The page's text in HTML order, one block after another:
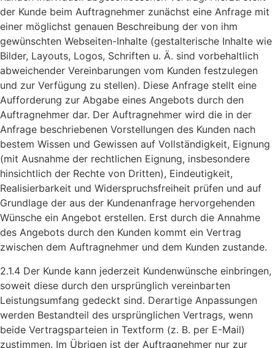
der Kunde beim Auftragnehmer zunächst eine Anfrage mit
einer möglichst genauen Beschreibung der von ihm
gewünschten Webseiten-Inhalte (gestalterische Inhalte wie
Bilder, Layouts, Logos, Schriften u. Ä. sind vorbehaltlich
abweichender Vereinbarungen vom Kunden festzulegen
und zur Verfügung zu stellen). Diese Anfrage stellt eine
Aufforderung zur Abgabe eines Angebots durch den
Auftragnehmer dar. Der Auftragnehmer wird die in der
Anfrage beschriebenen Vorstellungen des Kunden nach
bestem Wissen und Gewissen auf Vollständigkeit, Eignung
(mit Ausnahme der rechtlichen Eignung, insbesondere
hinsichtlich der Rechte von Dritten), Eindeutigkeit,
Realisierbarkeit und Widerspruchsfreiheit prüfen und auf
Grundlage der aus der Kundenanfrage hervorgehenden
Wünsche ein Angebot erstellen. Erst durch die Annahme
des Angebots durch den Kunden kommt ein Vertrag
zwischen dem Auftragnehmer und dem Kunden zustande.
2.1.4 Der Kunde kann jederzeit Kundenwünsche einbringen,
soweit diese durch den ursprünglich vereinbarten
Leistungsumfang gedeckt sind. Derartige Anpassungen
werden Bestandteil des ursprünglichen Vertrags, wenn
beide Vertragsparteien in Textform (z. B. per E-Mail)
zustimmen. Im Übrigen ist der Auftragnehmer nur zur